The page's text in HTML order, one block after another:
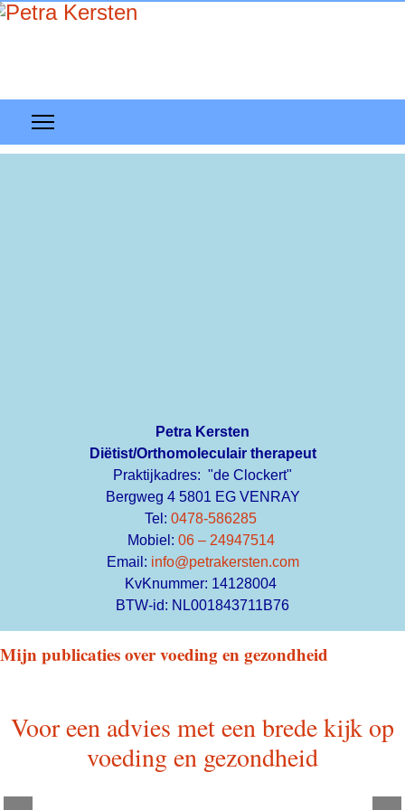
Petra Kersten
Diëtist/Orthomoleculair therapeut
Praktijkadres: "de Clockert"
Bergweg 4 5801 EG VENRAY
Tel: 0478-586285
Mobiel: 06 – 24947514
Email: info@petrakersten.com
KvKnummer: 14128004
BTW-id: NL001843711B76
Mijn publicaties over voeding en gezondheid
Voor een advies met een brede kijk op
voeding en gezondheid